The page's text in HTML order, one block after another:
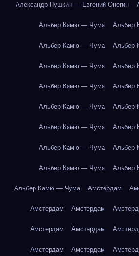
Александр Пушкин — Евгений Онегин
Альбер Камю — Чума Альбер
Альбер Камю — Чума Альбер
Альбер Камю — Чума Альбер
Альбер Камю — Чума Альбер
Альбер Камю — Чума Альбер
Альбер Камю — Чума Альбер
Альбер Камю — Чума Альбер
Альбер Камю — Чума Альбер
Альбер Камю — Чума Амстердам
Амстердам Амстердам
Амстердам Амстердам
Амстердам Амстердам